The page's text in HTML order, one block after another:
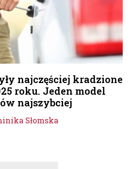
najczęściej kradzione
roku. Jeden model
najszybciej
Słomska